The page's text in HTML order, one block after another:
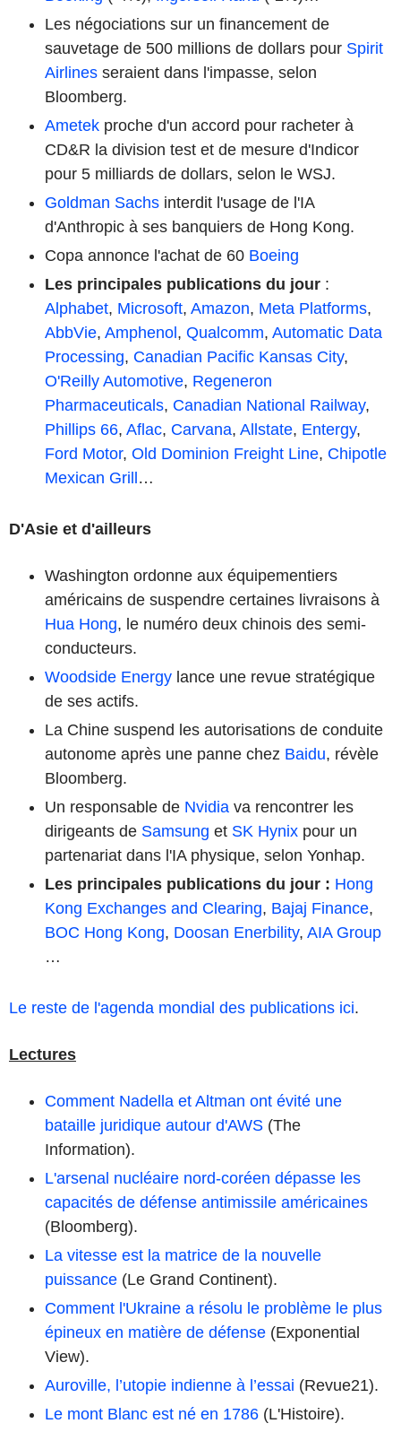
Les négociations sur un financement de
sauvetage de 500 millions de dollars pour Spirit
Airlines seraient dans l'impasse, selon
Bloomberg.
Ametek proche d'un accord pour racheter à
CD&R la division test et de mesure d'Indicor
pour 5 milliards de dollars, selon le WSJ.
Goldman Sachs interdit l'usage de l'IA
d'Anthropic à ses banquiers de Hong Kong.
Copa annonce l'achat de 60 Boeing
Les principales publications du jour :
Alphabet, Microsoft, Amazon, Meta Platforms,
AbbVie, Amphenol, Qualcomm, Automatic Data
Processing, Canadian Pacific Kansas City,
O'Reilly Automotive, Regeneron
Pharmaceuticals, Canadian National Railway,
Phillips 66, Aflac, Carvana, Allstate, Entergy,
Ford Motor, Old Dominion Freight Line, Chipotle
Mexican Grill…
D'Asie et d'ailleurs
Washington ordonne aux équipementiers
américains de suspendre certaines livraisons à
Hua Hong, le numéro deux chinois des semi-
conducteurs.
Woodside Energy lance une revue stratégique
de ses actifs.
La Chine suspend les autorisations de conduite
autonome après une panne chez Baidu, révèle
Bloomberg.
Un responsable de Nvidia va rencontrer les
dirigeants de Samsung et SK Hynix pour un
partenariat dans l'IA physique, selon Yonhap.
Les principales publications du jour : Hong
Kong Exchanges and Clearing, Bajaj Finance,
BOC Hong Kong, Doosan Enerbility, AIA Group
…
Le reste de l'agenda mondial des publications ici.
Lectures
Comment Nadella et Altman ont évité une
bataille juridique autour d'AWS (The
Information).
L'arsenal nucléaire nord-coréen dépasse les
capacités de défense antimissile américaines
(Bloomberg).
La vitesse est la matrice de la nouvelle
puissance (Le Grand Continent).
Comment l'Ukraine a résolu le problème le plus
épineux en matière de défense (Exponential
View).
Auroville, l’utopie indienne à l’essai (Revue21).
Le mont Blanc est né en 1786 (L'Histoire).